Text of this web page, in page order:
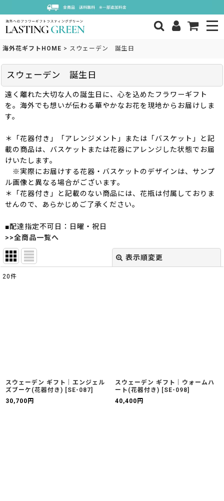
海外花ギフトHOME > スウェーデン 誕生日
スウェーデン 誕生日
遠く離れた大切な人の誕生日に、心を込めたフラワーギフト
を。海外でも想いが伝わる華やかなお花を現地からお届けしま
す。
＊「花器付き」「アレンジメント」または「バスケット」と記
載の商品は、バスケットまたは花器にアレンジした状態でお届
けいたします。
※実際にお届けする花器・バスケットのデザインは、サンプ
ル画像と異なる場合がございます。
＊「花器付き」と記載のない商品には、花瓶は付属しておりま
せんので、あらかじめご了承ください。
■配達指定不可日：日曜・祝日
>>全商品一覧へ
表示順変更
20件
スウェーデン ギフト｜エンジェル
ズブーケ(花器付き) [SE-087]
30,700 円
スウェーデン ギフト｜ウォームハ
ート(花器付き) [SE-098]
40,400 円